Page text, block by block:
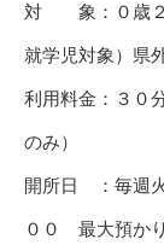
対 象：０歳２
就学児対象）県
利用料金：３０
のみ）
開所日 ：毎週
００ 最大預か